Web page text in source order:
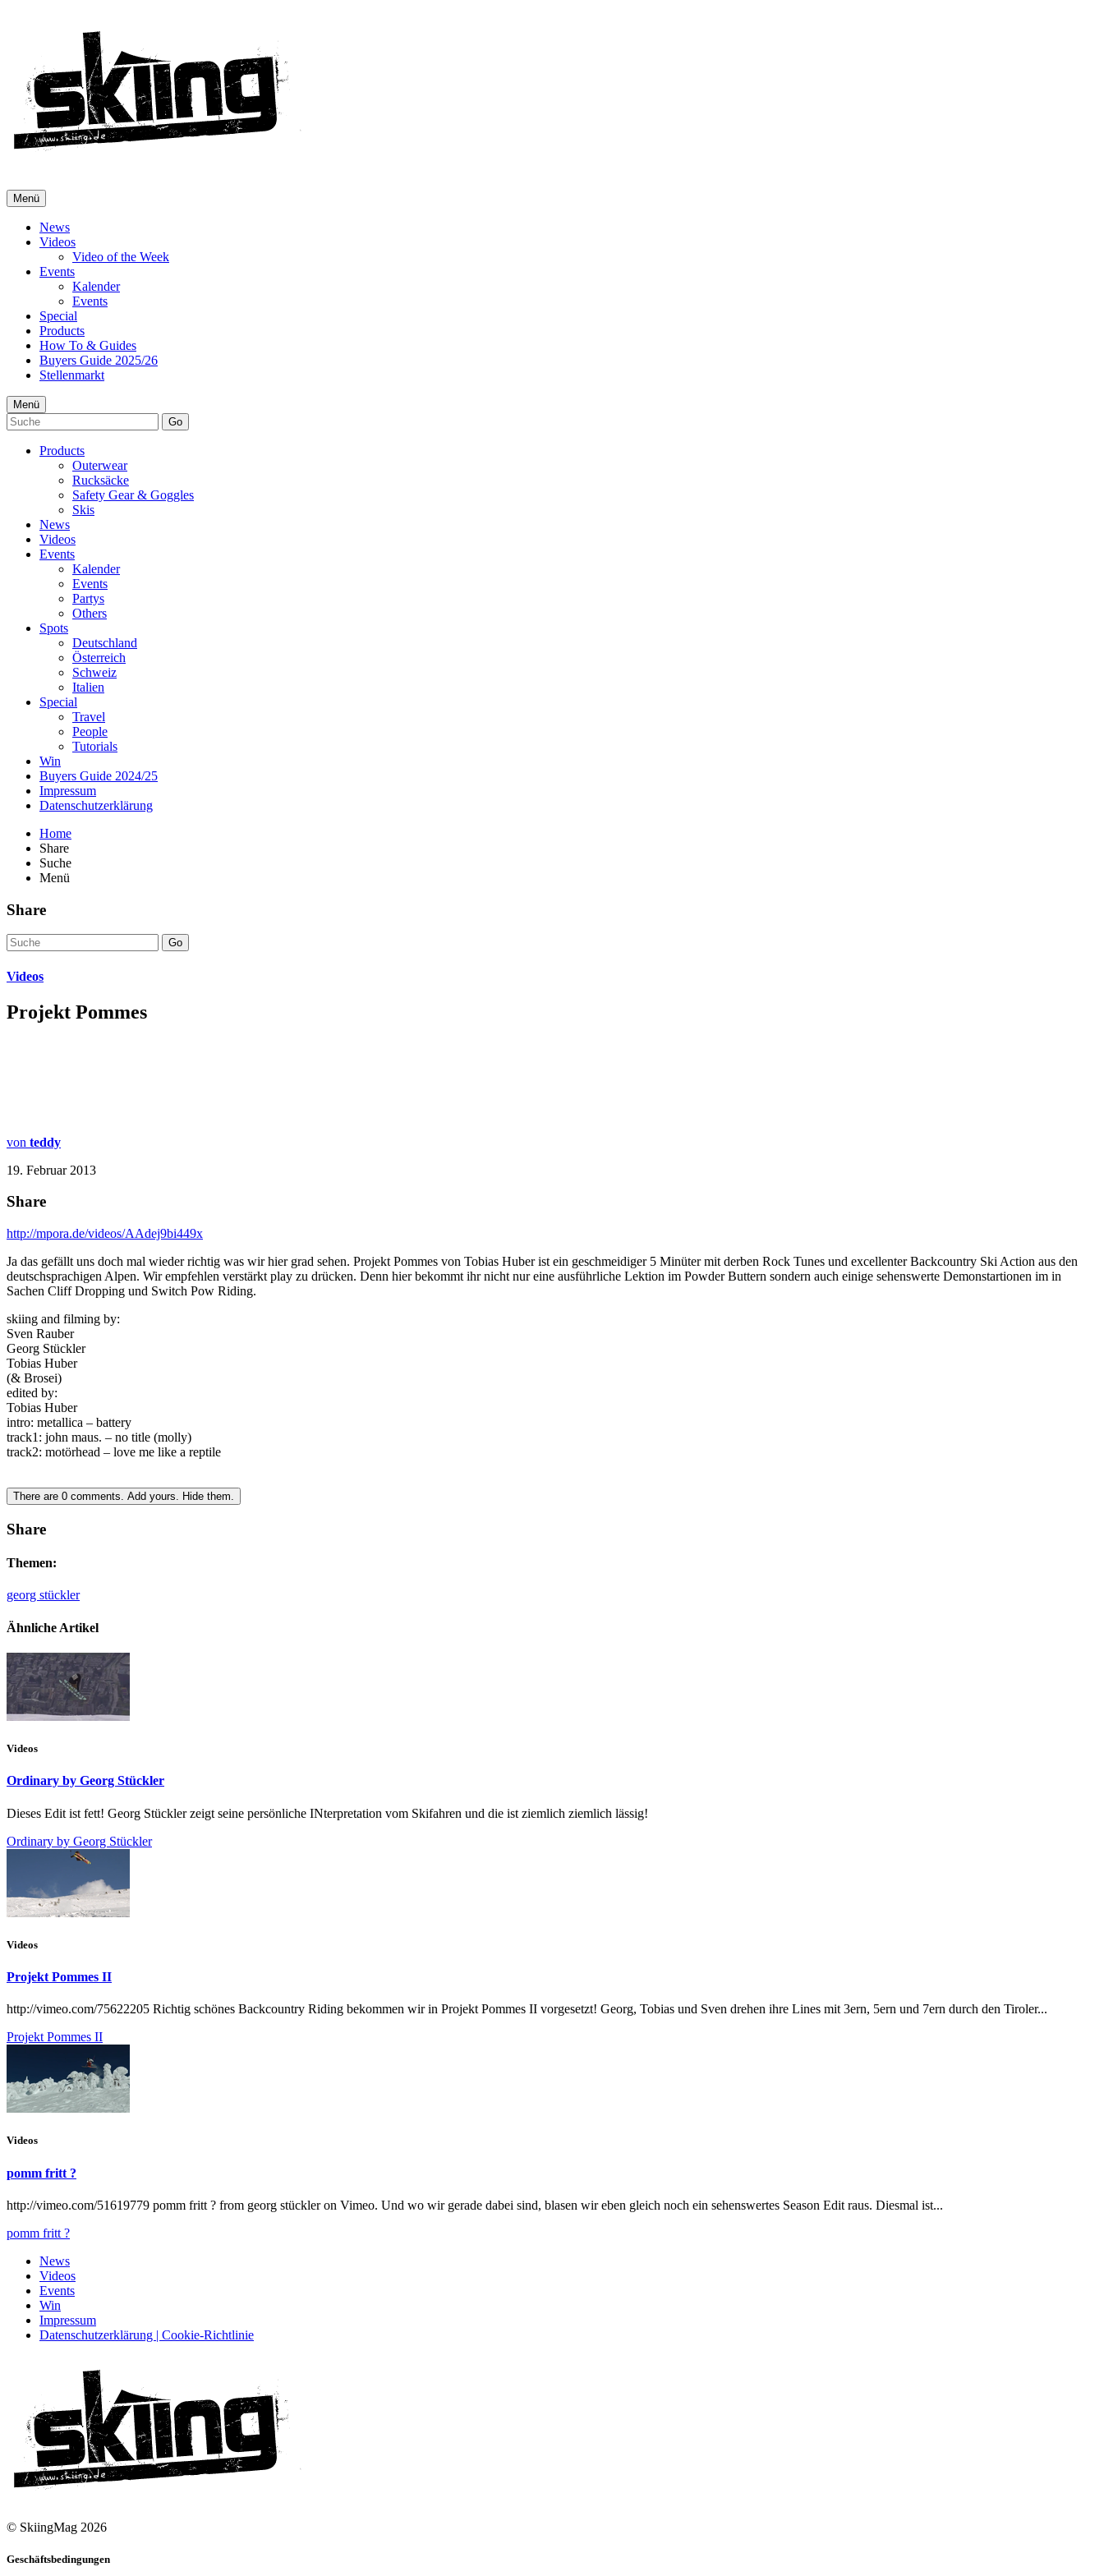
Menü
News
Videos
Video of the Week
Events
Kalender
Events
Special
Products
How To & Guides
Buyers Guide 2025/26
Stellenmarkt
Menü
Go
Products
Outerwear
Rucksäcke
Safety Gear & Goggles
Skis
News
Videos
Events
Kalender
Events
Partys
Others
Spots
Deutschland
Österreich
Schweiz
Italien
Special
Travel
People
Tutorials
Win
Buyers Guide 2024/25
Impressum
Datenschutzerklärung
Home
Share
Suche
Menü
Share
Go
Videos
Projekt Pommes
von teddy
19. Februar 2013
Share
http://mpora.de/videos/AAdej9bi449x
Ja das gefällt uns doch mal wieder richtig was wir hier grad sehen. Projekt Pommes von Tobias Huber ist ein geschmeidiger 5 Minüter mit derben Rock Tunes und excellenter Backcountry Ski Action aus den
deutschsprachigen Alpen. Wir empfehlen verstärkt play zu drücken. Denn hier bekommt ihr nicht nur eine ausführliche Lektion im Powder Buttern sondern auch einige sehenswerte Demonstartionen im in
Sachen Cliff Dropping und Switch Pow Riding.
skiing and filming by:
Sven Rauber
Georg Stückler
Tobias Huber
(& Brosei)
edited by:
Tobias Huber
intro: metallica – battery
track1: john maus. – no title (molly)
track2: motörhead – love me like a reptile
There are 0 comments. Add yours. Hide them.
Share
Themen:
georg stückler
Ähnliche Artikel
Videos
Ordinary by Georg Stückler
Dieses Edit ist fett! Georg Stückler zeigt seine persönliche INterpretation vom Skifahren und die ist ziemlich ziemlich lässig!
Ordinary by Georg Stückler
Videos
Projekt Pommes II
http://vimeo.com/75622205 Richtig schönes Backcountry Riding bekommen wir in Projekt Pommes II vorgesetzt! Georg, Tobias und Sven drehen ihre Lines mit 3ern, 5ern und 7ern durch den Tiroler...
Projekt Pommes II
Videos
pomm fritt ?
http://vimeo.com/51619779 pomm fritt ? from georg stückler on Vimeo. Und wo wir gerade dabei sind, blasen wir eben gleich noch ein sehenswertes Season Edit raus. Diesmal ist...
pomm fritt ?
News
Videos
Events
Win
Impressum
Datenschutzerklärung | Cookie-Richtlinie
© SkiingMag 2026
Geschäftsbedingungen